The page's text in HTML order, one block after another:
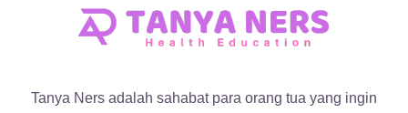
Tanya Ners adalah sahabat para orang tua yang ingin